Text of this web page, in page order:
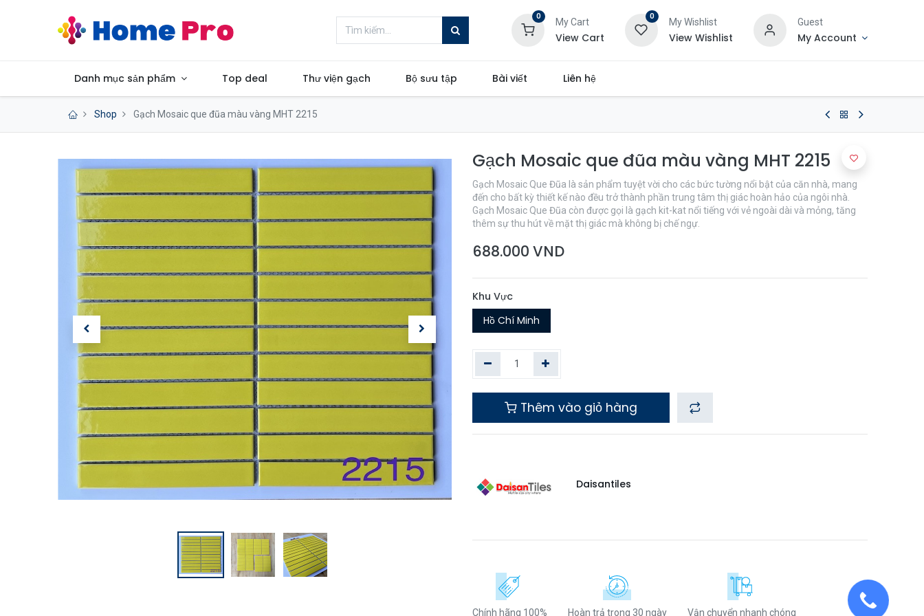
0
My Cart
View Cart
0
My Wishlist
View Wishlist
Guest
My Account
Danh mục sản phẩm Top deal Thư viện gạch Bộ sưu tập Bài viết Liên hệ
Shop Gạch Mosaic que đũa màu vàng MHT 2215
Gạch Mosaic que đũa màu vàng MHT 2215
Gạch Mosaic Que Đũa là sản phẩm tuyệt vời cho các bức tường nổi bật của căn nhà, mang
đến cho bất kỳ thiết kế nào đều trở thành phần trung tâm thị giác hoàn hảo của ngôi nhà.
Gạch Mosaic Que Đũa còn được gọi là gạch kit-kat nổi tiếng với vẻ ngoài dài và mỏng, tăng
thêm sự thu hút về mặt thị giác mà không bị chế ngự.
688.000 VND
Khu Vực
Hồ Chí Minh
Thêm vào giỏ hàng
Daisantiles
Chính hãng 100% Hoàn trả trong 30 ngày Vận chuyển nhanh chóng